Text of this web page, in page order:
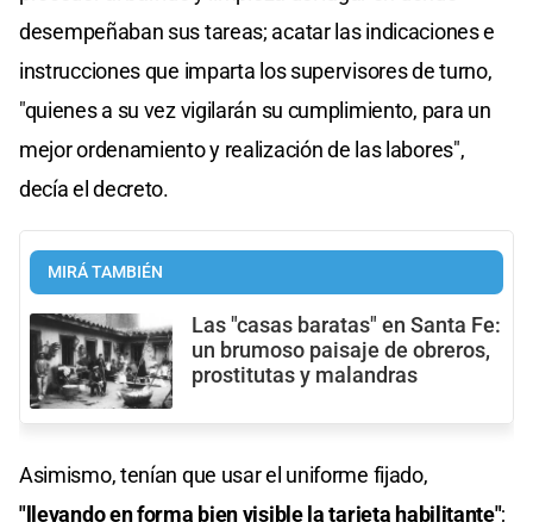
desempeñaban sus tareas; acatar las indicaciones e
instrucciones que imparta los supervisores de turno,
"quienes a su vez vigilarán su cumplimiento, para un
mejor ordenamiento y realización de las labores",
decía el decreto.
MIRÁ TAMBIÉN
Las "casas baratas" en Santa Fe:
un brumoso paisaje de obreros,
prostitutas y malandras
Asimismo, tenían que usar el uniforme fijado,
"llevando en forma bien visible la tarjeta habilitante";